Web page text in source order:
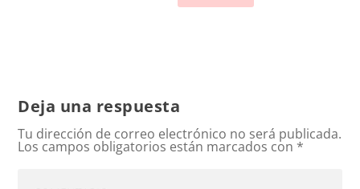
Deja una respuesta
Tu dirección de correo electrónico no será publicada.
Los campos obligatorios están marcados con *